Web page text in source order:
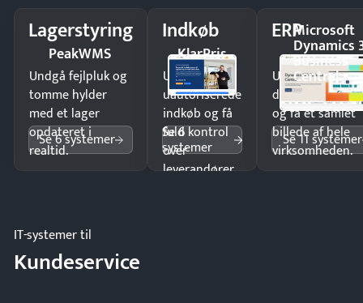
Lagerstyring
PeakWMS
Undgå fejlpluk og
tomme hylder
med et lager
opdateret i
realtid.
Se 6 systemer
Indkøb
KlarPris
Undgå
uautoriserede
indkøb og få
fuld kontrol
over
leverandører
Se 6
systemer
ERPMicrosoft
Dynamics
Business
Central
Undgå
og få ét samlet
billede af hele
virksomheden.
Se 11 systemer
IT-systemer til
Kundeservice